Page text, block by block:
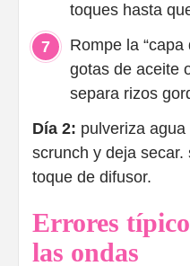
toques hasta
Rompe la
gotas de aceite
separa rizos
Día 2: pulveriza
scrunch y deja
toque de difusor.
Errores
las ondas